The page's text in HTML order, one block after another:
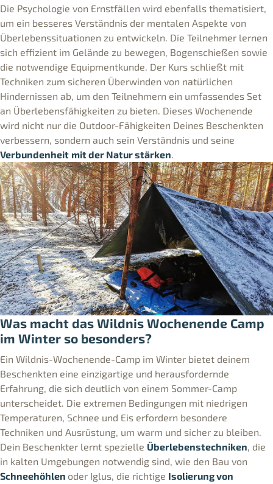
Die Psychologie von Ernstfällen wird ebenfalls thematisiert,
um ein besseres Verständnis der mentalen Aspekte von
Überlebenssituationen zu entwickeln. Die Teilnehmer lernen
sich effizient im Gelände zu bewegen, Bogenschießen sowie
die notwendige Equipmentkunde. Der Kurs schließt mit
Techniken zum sicheren Überwinden von natürlichen
Hindernissen ab, um den Teilnehmern ein umfassendes Set
an Überlebensfähigkeiten zu bieten. Dieses Wochenende
wird nicht nur die Outdoor-Fähigkeiten Deines Beschenkten
verbessern, sondern auch sein Verständnis und seine
Verbundenheit mit der Natur stärken.
Was macht das Wildnis Wochenende Camp
im Winter so besonders?
Ein Wildnis-Wochenende-Camp im Winter bietet deinem
Beschenkten eine einzigartige und herausfordernde
Erfahrung, die sich deutlich von einem Sommer-Camp
unterscheidet. Die extremen Bedingungen mit niedrigen
Temperaturen, Schnee und Eis erfordern besondere
Techniken und Ausrüstung, um warm und sicher zu bleiben.
Dein Beschenkter lernt spezielle Überlebenstechniken, die
in kalten Umgebungen notwendig sind, wie den Bau von
Schneehöhlen oder Iglus, die richtige Isolierung von